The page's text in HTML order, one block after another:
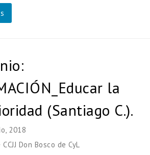
la
(Santiago C.).
2018
Don Bosco de CyL